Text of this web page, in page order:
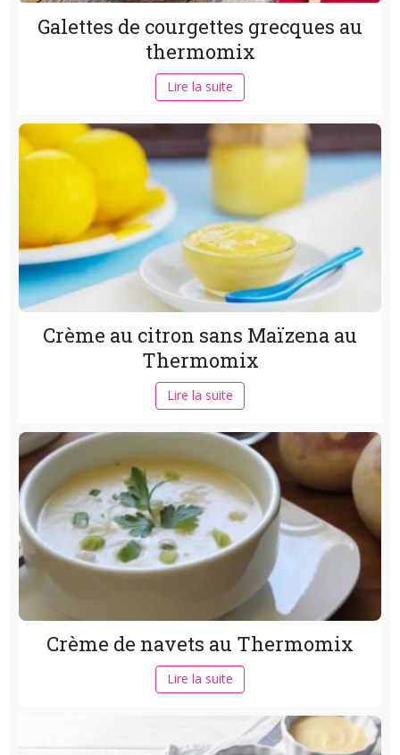
Galettes de courgettes grecques au
thermomix
Lire la suite
Crème au citron sans Maïzena au
Thermomix
Lire la suite
Crème de navets au Thermomix
Lire la suite